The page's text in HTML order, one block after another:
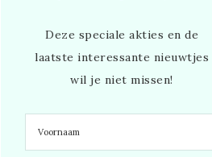
Deze speciale akties en de
laatste interessante nieuwtjes
wil je niet missen!